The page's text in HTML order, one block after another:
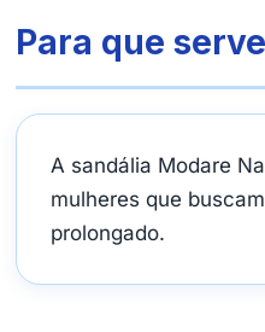
Para que
A sandália Modare
mulheres que
prolongado.